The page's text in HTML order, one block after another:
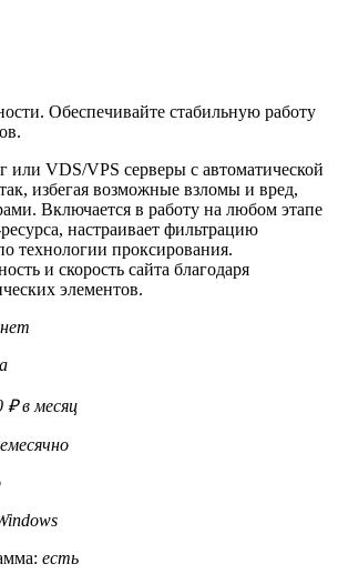
Обеспечивайте стабильную работу
или VDS/VPS серверы с автоматической
избегая возможные взломы и вред,
Включается в работу на любом этапе
настраивает фильтрацию
технологии проксирования.
и скорость сайта благодаря
элементов.
нет
₽ в месяц
есть